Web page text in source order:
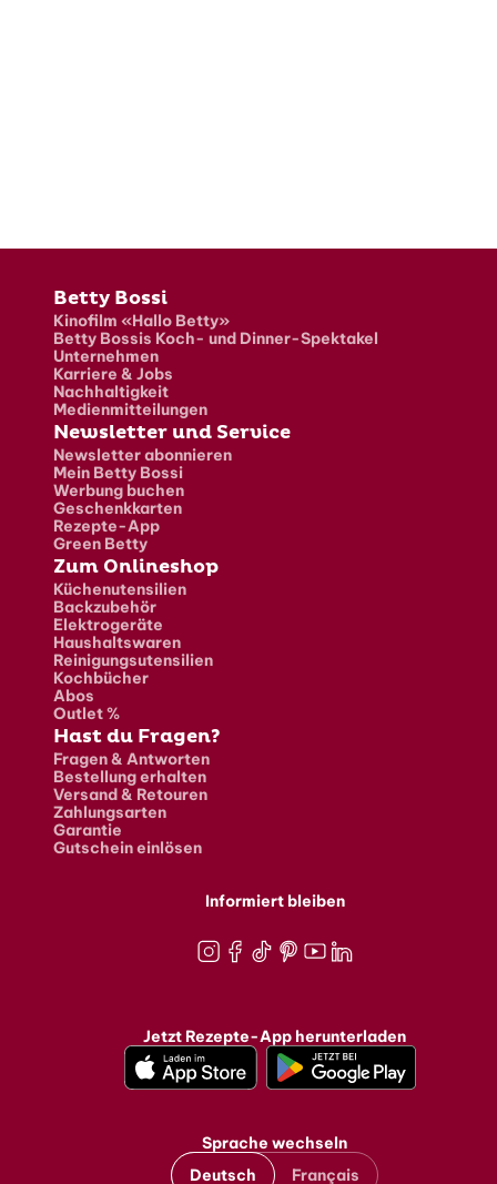
Fusszeile
Betty Bossi
Kinofilm «Hallo Betty»
Betty Bossis Koch- und Dinner-Spektakel
Unternehmen
Karriere & Jobs
Nachhaltigkeit
Medienmitteilungen
Newsletter und Service
Newsletter abonnieren
Mein Betty Bossi
Werbung buchen
Geschenkkarten
Rezepte-App
Green Betty
Zum Onlineshop
Küchenutensilien
Backzubehör
Elektrogeräte
Haushaltswaren
Reinigungsutensilien
Kochbücher
Abos
Outlet %
Hast du Fragen?
Fragen & Antworten
Bestellung erhalten
Versand & Retouren
Zahlungsarten
Garantie
Gutschein einlösen
Informiert bleiben
Jetzt Rezepte-App herunterladen
Sprache wechseln
Deutsch
Français